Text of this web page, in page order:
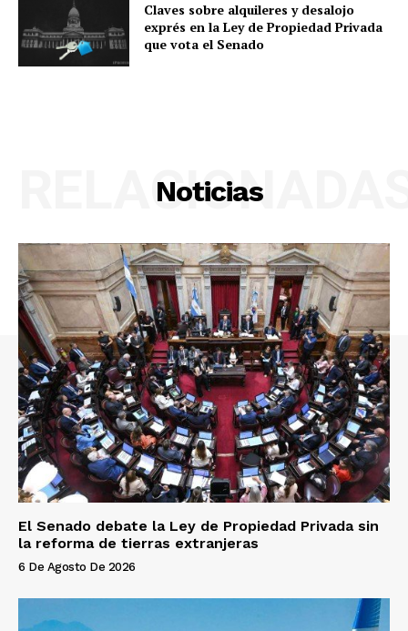
Claves sobre alquileres y desalojo
exprés en la Ley de Propiedad Privada
que vota el Senado
Noticias
El Senado debate la Ley de Propiedad Privada sin
la reforma de tierras extranjeras
6 De Agosto De 2026